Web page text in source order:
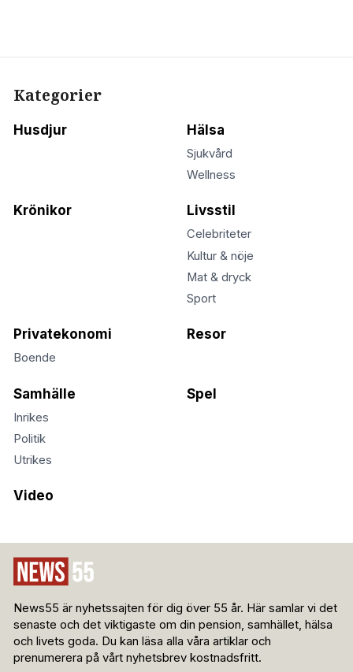
Kategorier
Husdjur Hälsa
Sjukvård
Wellness
Krönikor Livsstil
Celebriteter
Kultur & nöje
Mat & dryck
Sport
Privatekonomi
Boende
Resor
Samhälle
Inrikes
Politik
Utrikes
Spel
Video
News55 är nyhetssajten för dig över 55 år. Här samlar vi det
senaste och det viktigaste om din pension, samhället, hälsa
och livets goda. Du kan läsa alla våra artiklar och
prenumerera på vårt nyhetsbrev kostnadsfritt.